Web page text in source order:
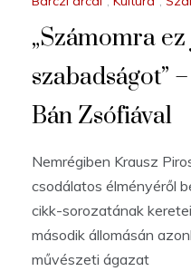
„Számomra
szabadságot”
Bán Zsófiával
Nemrégiben Krausz
csodálatos élményéről
cikk-sorozatának
második állomásán
művészeti ágazat